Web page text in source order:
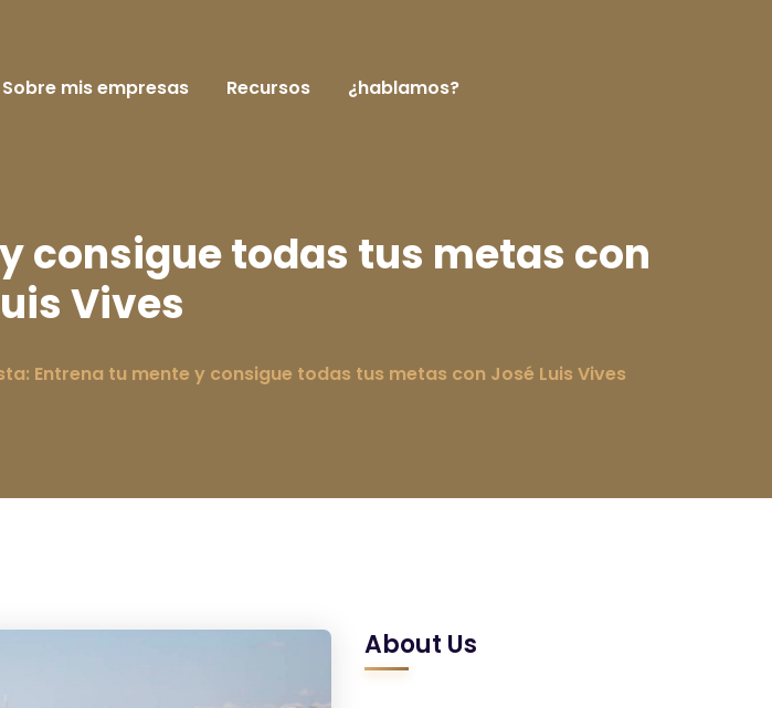
Sobre mis empresas Recursos ¿hablamos?
consigue todas tus metas con
Vives
Entrena tu mente y consigue todas tus metas con José Luis Vives
About Us